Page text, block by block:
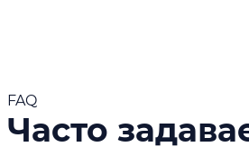
FAQ
Часто